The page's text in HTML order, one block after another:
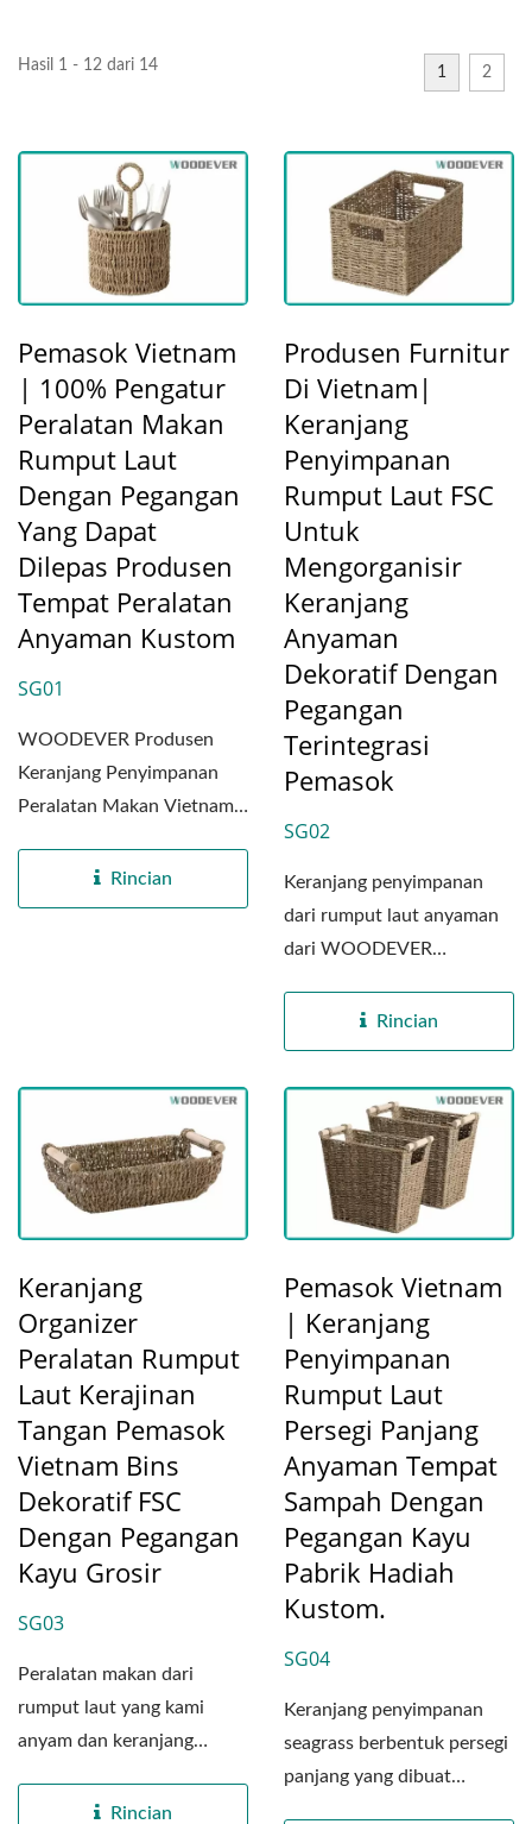
Hasil 1 - 12 dari 14 1 2
Pemasok Vietnam
| 100% Pengatur
Peralatan Makan
Rumput Laut
Dengan Pegangan
Yang Dapat
Dilepas Produsen
Tempat Peralatan
Anyaman Kustom
SG01
WOODEVER Produsen
Keranjang Penyimpanan
Peralatan Makan Vietnam
menyediakan...Rincian
Produsen Furnitur
Di Vietnam|
Keranjang
Penyimpanan
Rumput Laut FSC
Untuk
Mengorganisir
Keranjang
Anyaman
Dekoratif Dengan
Pegangan
Terintegrasi
Pemasok
SG02
Keranjang penyimpanan
dari rumput laut anyaman
dari WOODEVER
Rincian
Keranjang
Organizer
Peralatan Rumput
Laut Kerajinan
Tangan Pemasok
Vietnam Bins
Dekoratif FSC
Dengan Pegangan
Kayu Grosir
SG03
Peralatan makan dari
rumput laut yang kami
anyam dan keranjang
Rincian
Pemasok Vietnam
| Keranjang
Penyimpanan
Rumput Laut
Persegi Panjang
Anyaman Tempat
Sampah Dengan
Pegangan Kayu
Pabrik Hadiah
Kustom.
SG04
Keranjang penyimpanan
seagrass berbentuk persegi
panjang yang dibuat